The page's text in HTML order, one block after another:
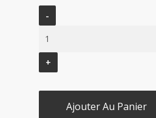
Ajouter Au Panier